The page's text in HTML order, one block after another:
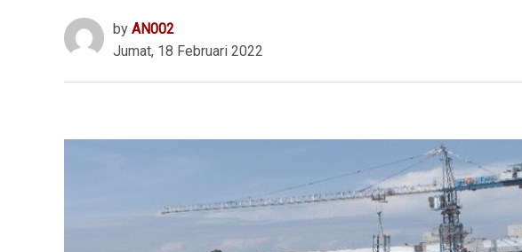
by AN002
Jumat, 18 Februari 2022